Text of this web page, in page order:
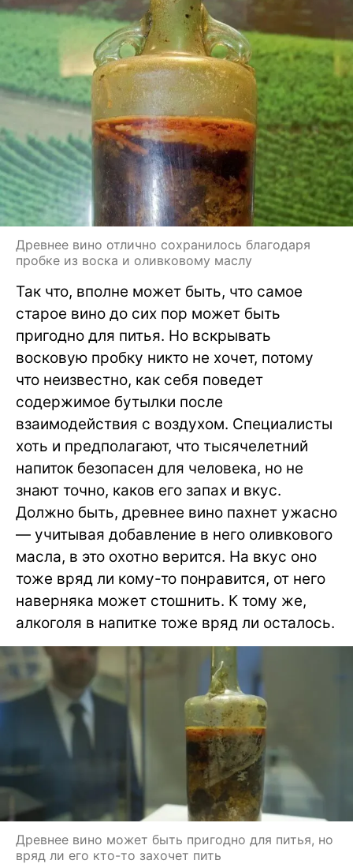
Древнее вино отлично сохранилось благодаря
пробке из воска и оливковому маслу
Так что, вполне может быть, что самое
старое вино до сих пор может быть
пригодно для питья. Но вскрывать
восковую пробку никто не хочет, потому
что неизвестно, как себя поведет
содержимое бутылки после
взаимодействия с воздухом. Специалисты
хоть и предполагают, что тысячелетний
напиток безопасен для человека, но не
знают точно, каков его запах и вкус.
Должно быть, древнее вино пахнет ужасно
— учитывая добавление в него оливкового
масла, в это охотно верится. На вкус оно
тоже вряд ли кому-то понравится, от него
наверняка может стошнить. К тому же,
алкоголя в напитке тоже вряд ли осталось.
Древнее вино может быть пригодно для питья, но
вряд ли его кто-то захочет пить